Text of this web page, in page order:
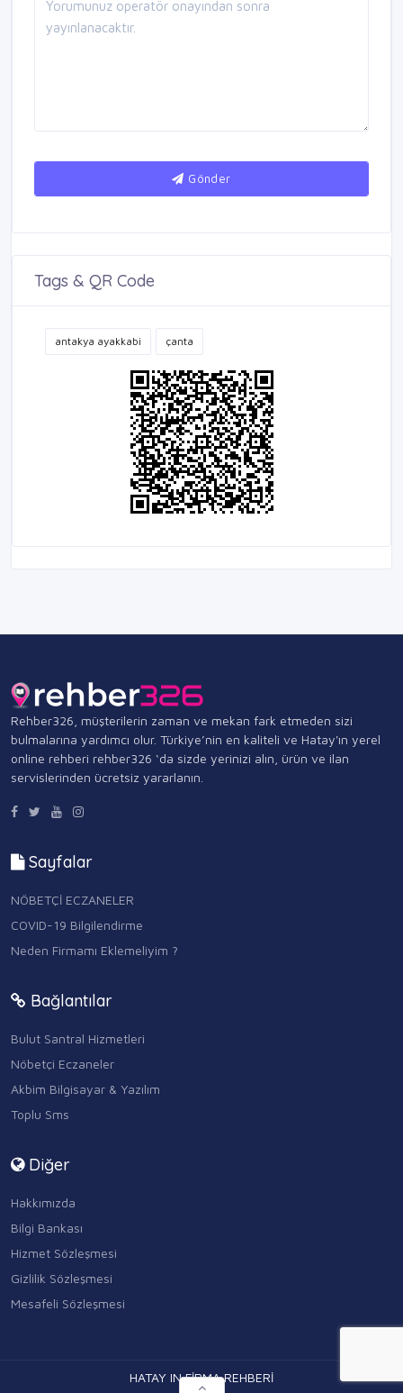
Gönder
Tags & QR Code
antakya ayakkabi çanta
Rehber326, müşterilerin zaman ve mekan fark etmeden sizi
bulmalarına yardımcı olur. Türkiye’nin en kaliteli ve Hatay'ın yerel
online rehberi rehber326 ‘da sizde yerinizi alın, ürün ve ilan
servislerinden ücretsiz yararlanın.
Sayfalar
NÖBETÇİ ECZANELER
COVID-19 Bilgilendirme
Neden Firmamı Eklemeliyim ?
Bağlantılar
Bulut Santral Hizmetleri
Nöbetçi Eczaneler
Akbim Bilgisayar & Yazılım
Toplu Sms
Diğer
Hakkımızda
Bilgi Bankası
Hizmet Sözleşmesi
Gizlilik Sözleşmesi
Mesafeli Sözleşmesi
HATAY IN FİRMA REHBERİ